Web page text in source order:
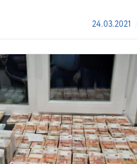
24.03.2021